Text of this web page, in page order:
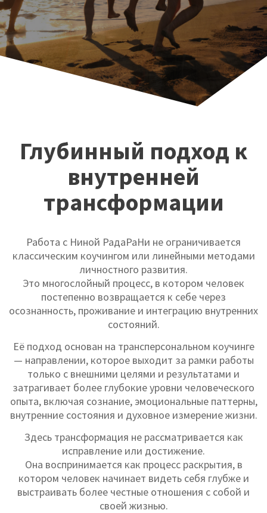
Глубинный подход к
внутренней
трансформации
Работа с Ниной РадаРаНи не ограничивается
классическим коучингом или линейными методами
личностного развития.
Это многослойный процесс, в котором человек
постепенно возвращается к себе через
осознанность, проживание и интеграцию внутренних
состояний.
Её подход основан на трансперсональном коучинге
— направлении, которое выходит за рамки работы
только с внешними целями и результатами и
затрагивает более глубокие уровни человеческого
опыта, включая сознание, эмоциональные паттерны,
внутренние состояния и духовное измерение жизни.
Здесь трансформация не рассматривается как
исправление или достижение.
Она воспринимается как процесс раскрытия, в
котором человек начинает видеть себя глубже и
выстраивать более честные отношения с собой и
своей жизнью.